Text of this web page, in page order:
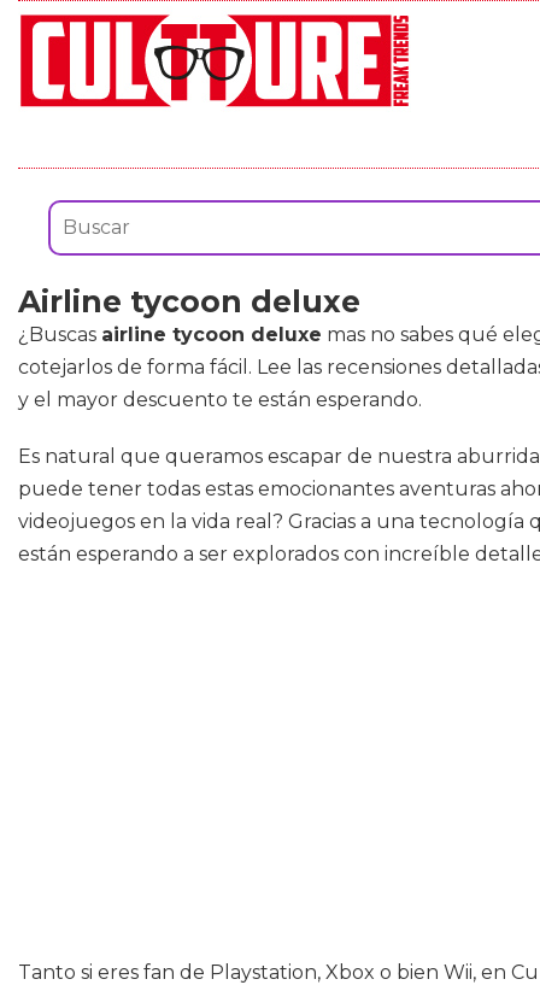
Airline tycoon deluxe
¿Buscas airline tycoon deluxe mas no sabes qué
cotejarlos de forma fácil. Lee las recensiones
y el mayor descuento te están esperando.
Es natural que queramos escapar de nuestra
puede tener todas estas emocionantes aventuras
videojuegos en la vida real? Gracias a una
están esperando a ser explorados con increíble
Tanto si eres fan de Playstation, Xbox o bien Wii, en